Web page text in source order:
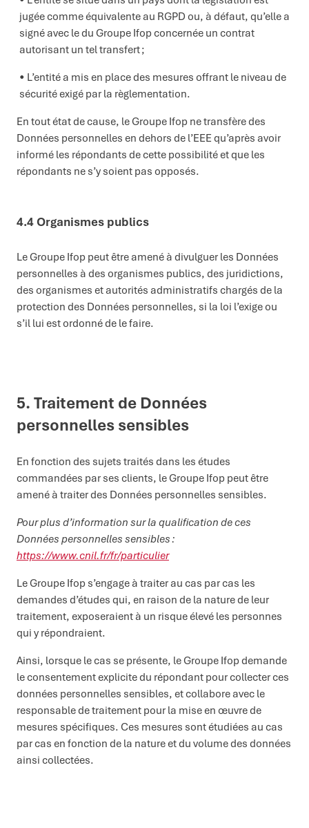
jugée comme équivalente au RGPD ou, à défaut, qu’elle a
signé avec le du Groupe Ifop concernée un contrat
autorisant un tel transfert ;
L’entité a mis en place des mesures offrant le niveau de
sécurité exigé par la règlementation.
En tout état de cause, le Groupe Ifop ne transfère des
Données personnelles en dehors de l’EEE qu’après avoir
informé les répondants de cette possibilité et que les
répondants ne s’y soient pas opposés.
4.4 Organismes publics
Le Groupe Ifop peut être amené à divulguer les Données
personnelles à des organismes publics, des juridictions,
des organismes et autorités administratifs chargés de la
protection des Données personnelles, si la loi l’exige ou
s’il lui est ordonné de le faire.
5. Traitement de Données
personnellessensibles
En fonction des sujets traités dans les études
commandées par ses clients, le Groupe Ifop peut être
amené à traiter des Données personnelles sensibles.
Pour plus d’information sur la qualification de ces
Données personnelles sensibles :
https://www.cnil.fr/fr/particulier
Le Groupe Ifop s’engage à traiter au cas par cas les
demandes d’études qui, en raison de la nature de leur
traitement, exposeraient à un risque élevé les personnes
qui y répondraient.
Ainsi, lorsque le cas se présente, le Groupe Ifop demande
le consentement explicite du répondant pour collecter ces
données personnelles sensibles, et collabore avec le
responsable de traitement pour la mise en œuvre de
mesures spécifiques. Ces mesures sont étudiées au cas
par cas en fonction de la nature et du volume des données
ainsi collectées.